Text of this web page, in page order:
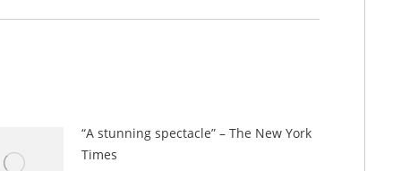
“A stunning spectacle” – The New York
Times